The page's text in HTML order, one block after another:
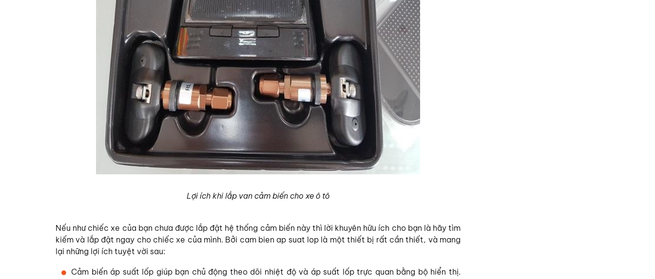
Lợi ích khi lắp van cảm biến cho xe ô tô
Nếu như chiếc xe của bạn chưa được lắp đặt hệ thống cảm biến này thì lời khuyên hữu ích cho bạn là hãy tìm
kiếm và lắp đặt ngay cho chiếc xe của mình. Bởi cam bien ap suat lop là một thiết bị rất cần thiết, và mang
lại những lợi ích tuyệt vời sau:
Cảm biến áp suất lốp giúp bạn chủ động theo dõi nhiệt độ và áp suất lốp trực quan bằng bộ hiển thị.